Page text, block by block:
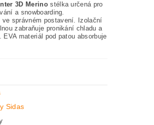
3D Merinostélka určená pro
a snowboarding.
správném postavení. Izolační
zabraňuje pronikání chladu a
materiál pod patou absorbuje
Sidas